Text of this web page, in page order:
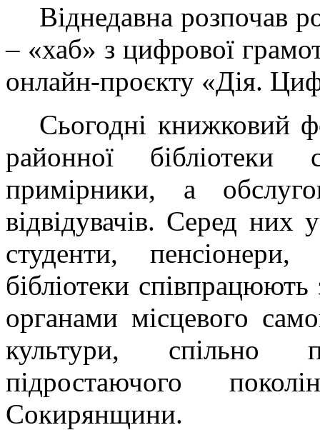
Віднедавна розпочав
– «хаб» з цифрової
онлайн-проєкту «Дія.
Сьогодні книжковий
районної
примірники, а
відвідувачів. Серед них
студенти,
бібліотеки
органами місцевого
культури, спільно
підростаючого
Сокирянщини.